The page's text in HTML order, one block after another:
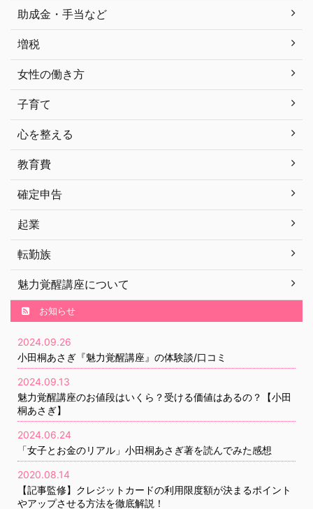
助成金・手当など
増税
女性の働き方
子育て
心を整える
教育費
確定申告
起業
転勤族
魅力覚醒講座について
お知らせ
2024.09.26
小田桐あさぎ『魅力覚醒講座』の体験談/口コミ
2024.09.13
魅力覚醒講座のお値段はいくら？受ける価値はあるの？【小田
桐あさぎ】
2024.06.24
「女子とお金のリアル」小田桐あさぎ著を読んでみた感想
2020.08.14
【記事監修】クレジットカードの利用限度額が決まるポイント
やアップさせる方法を徹底解説！